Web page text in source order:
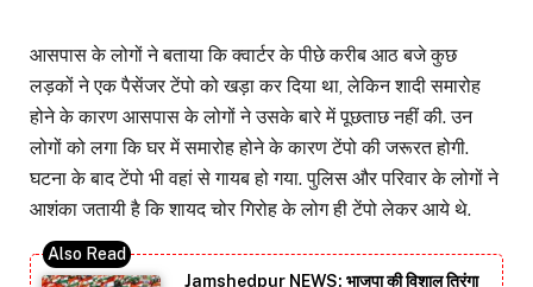
आसपास के लोगों ने बताया कि क्वार्टर के पीछे करीब आठ बजे कुछ
लड़कों ने एक पैसेंजर टेंपो को खड़ा कर दिया था, लेकिन शादी समारोह
होने के कारण आसपास के लोगों ने उसके बारे में पूछताछ नहीं की. उन
लोगों को लगा कि घर में समारोह होने के कारण टेंपो की जरूरत होगी.
घटना के बाद टेंपो भी वहां से गायब हो गया. पुलिस और परिवार के लोगों ने
आशंका जतायी है कि शायद चोर गिरोह के लोग ही टेंपो लेकर आये थे.
Jamshedpur NEWS: भाजपा की विशाल तिरंगा